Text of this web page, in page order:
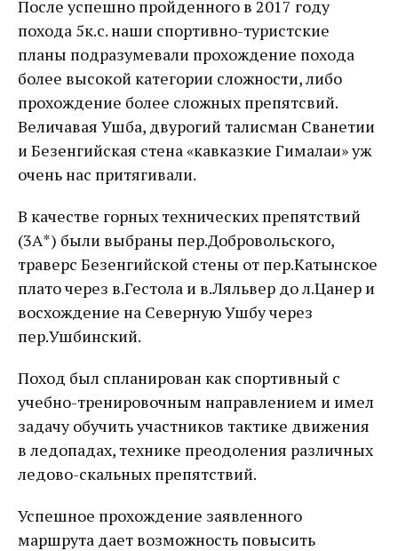
После успешно пройденного в 2017 году
похода 5к.с. наши спортивно-туристские
планы подразумевали прохождение похода
более высокой категории сложности, либо
прохождение более сложных препятсвий.
Величавая Ушба, двурогий талисман Сванетии
и Безенгийская стена «кавказкие Гималаи» уж
очень нас притягивали.
В качестве горных технических препятствий
(3А*) были выбраны пер.Добровольского,
траверс Безенгийской стены от пер.Катынское
плато через в.Гестола и в.Ляльвер до л.Цанер и
восхождение на Северную Ушбу через
пер.Ушбинский.
Поход был спланирован как спортивный с
учебно-тренировочным направлением и имел
задачу обучить участников тактике движения
в ледопадах, технике преодоления различных
ледово-скальных препятствий.
Успешное прохождение заявленного
маршрута дает возможность повысить